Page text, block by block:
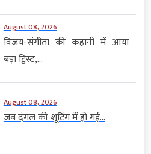
August 08, 2026
विजय-संगीता की कहानी में आया
बड़ा ट्विस्ट,...
August 08, 2026
जब दंगल की शूटिंग में हो गई...